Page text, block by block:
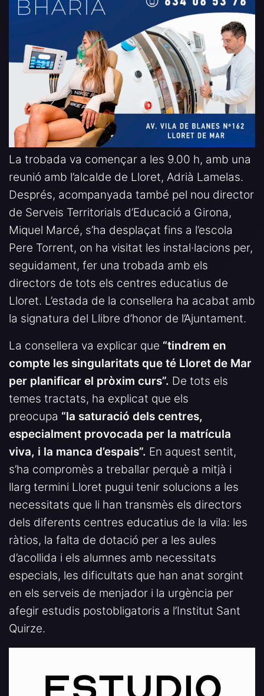
La trobada va començar a les 9.00 h, amb una
reunió amb l’alcalde de Lloret, Adrià Lamelas.
Després, acompanyada també pel nou director
de Serveis Territorials d’Educació a Girona,
Miquel Marcé, s’ha desplaçat fins a l’escola
Pere Torrent, on ha visitat les instal·lacions per,
seguidament, fer una trobada amb els
directors de tots els centres educatius de
Lloret. L’estada de la consellera ha acabat amb
la signatura del Llibre d’honor de l’Ajuntament.
La consellera va explicar que “tindrem en
compte les singularitats que té Lloret de Mar
per planificar el pròxim curs”. De tots els
temes tractats, ha explicat que els
preocupa “la saturació dels centres,
especialment provocada per la matrícula
viva, i la manca d’espais”. En aquest sentit,
s’ha compromès a treballar perquè a mitjà i
llarg termini Lloret pugui tenir solucions a les
necessitats que li han transmès els directors
dels diferents centres educatius de la vila: les
ràtios, la falta de dotació per a les aules
d’acollida i els alumnes amb necessitats
especials, les dificultats que han anat sorgint
en els serveis de menjador i la urgència per
afegir estudis postobligatoris a l’Institut Sant
Quirze.